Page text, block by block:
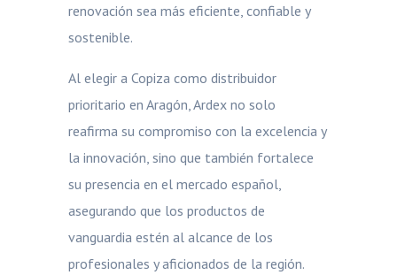
renovación sea más eficiente, confiable y
sostenible.
Al elegir a Copiza como distribuidor
prioritario en Aragón, Ardex no solo
reafirma su compromiso con la excelencia y
la innovación, sino que también fortalece
su presencia en el mercado español,
asegurando que los productos de
vanguardia estén al alcance de los
profesionales y aficionados de la región.